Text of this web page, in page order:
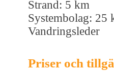
Strand: 5 km
Systembolag: 25
Vandringsleder
Priser och